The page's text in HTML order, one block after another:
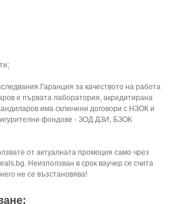
за качеството на работа
е първата лаборатория, акредитирана
има сключени договори с НЗОК и
фондове - ЗОД ДЗИ, БЗОК
от актуалната промоция само чрез
Неизползван в срок ваучер се счита
не се възстановява!